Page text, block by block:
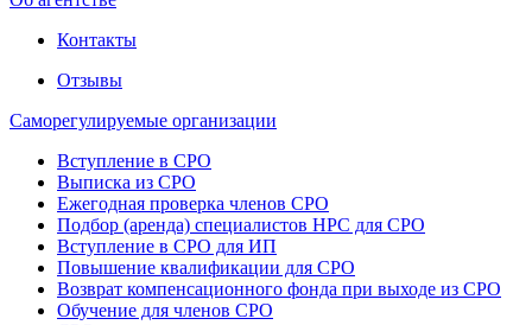
Контакты
Отзывы
Саморегулируемые организации
Вступление в СРО
Выписка из СРО
Ежегодная проверка членов СРО
Подбор (аренда) специалистов НРС для СРО
Вступление в СРО для ИП
Повышение квалификации для СРО
Возврат компенсационного фонда при выходе из СРО
Обучение для членов СРО